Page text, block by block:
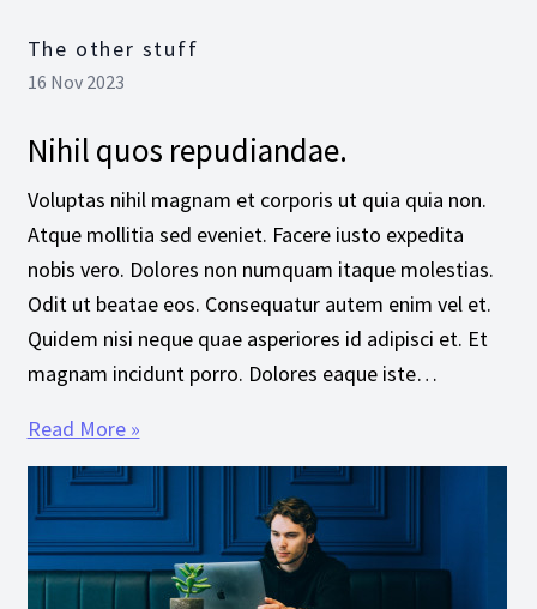
The other stuff
16 Nov 2023
Nihil quos repudiandae.
Voluptas nihil magnam et corporis ut quia quia non.
Atque mollitia sed eveniet. Facere iusto expedita
nobis vero. Dolores non numquam itaque molestias.
Odit ut beatae eos. Consequatur autem enim vel et.
Quidem nisi neque quae asperiores id adipisci et. Et
magnam incidunt porro. Dolores eaque iste…
Read More »